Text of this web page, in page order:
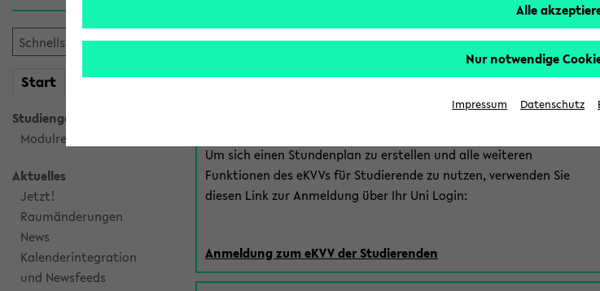
Start meineKVV
Studiengangsauswahl
Modulrecherche
Aktuelles
Jetzt!
Raumänderungen
News
Kalenderintegration
und Newsfeeds
Anmeldung am eKVV
Es gibt mehrere Möglichkeiten zur Anmeldung am eKVV. Bitte wählen
Um sich einen Stundenplan zu erstellen und alle weiteren
Funktionen des eKVVs für Studierende zu nutzen, verwenden Sie
diesen Link zur Anmeldung über Ihr Uni Login:
Anmeldung zum eKVV der Studierenden
Alle
Nur notwendige
Impressum Datenschutz